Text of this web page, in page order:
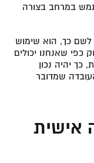
במרחב בצורה
לשם כך, הוא שימוש
כפי שאנחנו יכולים
כך יהיה נכון
שמדובר
אישית